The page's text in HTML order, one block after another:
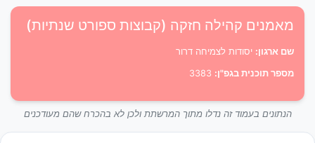
מאמנים קהילה חזקה (קבוצות ספורט שנתיות)
שם ארגון: יסודות לצמיחה דרור
מספר תוכנית בגפ"ן:
הנתונים בעמוד זה נדלו מתוך המרשתת ולכן לא בהכרח שהם מעודכנים